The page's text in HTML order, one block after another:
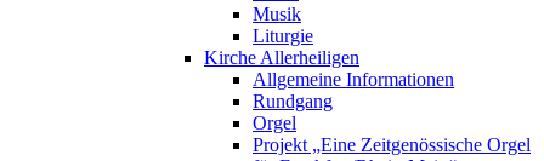
Musik
Liturgie
Kirche Allerheiligen
Allgemeine Informationen
Rundgang
Orgel
Projekt „Eine Zeitgenössische Orgel